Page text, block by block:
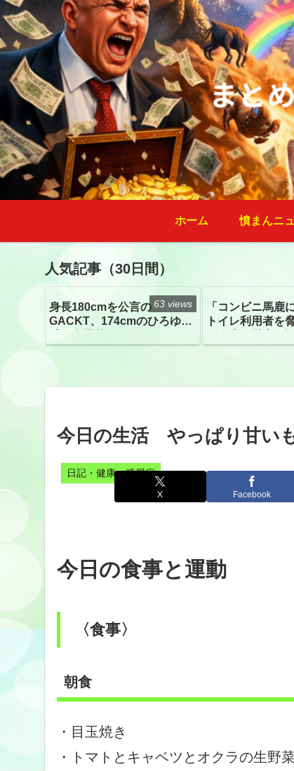
ホーム 憤まんニ
人気記事（30日間）
身長180cmを公言の
GACKT、174cmのひろゆき
トざわつき イベントでの写
63 views
「コンビニ馬鹿
トイレ利用者
今日の生活 やっぱり甘い
日記・健康・糖尿病
X Facebook
今日の食事と運動
〈食事〉
朝食
・目玉焼き
・トマトとキャベツとオクラの生野